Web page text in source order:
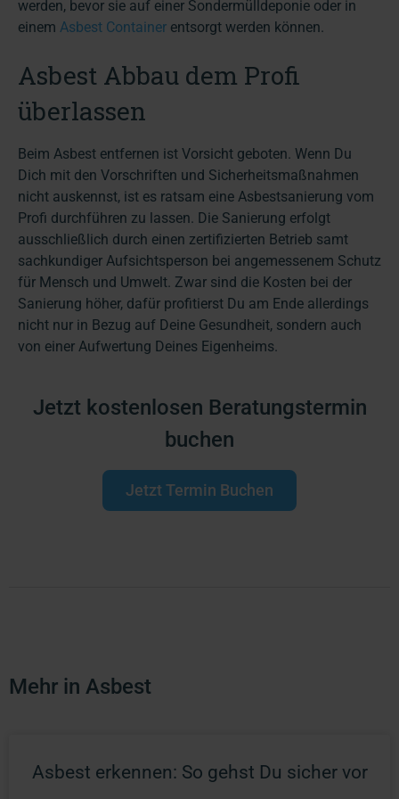
werden, bevor sie auf einer Sondermülldeponie oder in
einem Asbest Container entsorgt werden können.
Asbest Abbau dem Profi
überlassen
Beim Asbest entfernen ist Vorsicht geboten. Wenn Du
Dich mit den Vorschriften und Sicherheitsmaßnahmen
nicht auskennst, ist es ratsam eine Asbestsanierung vom
Profi durchführen zu lassen. Die Sanierung erfolgt
ausschließlich durch einen zertifizierten Betrieb samt
sachkundiger Aufsichtsperson bei angemessenem Schutz
für Mensch und Umwelt. Zwar sind die Kosten bei der
Sanierung höher, dafür profitierst Du am Ende allerdings
nicht nur in Bezug auf Deine Gesundheit, sondern auch
von einer Aufwertung Deines Eigenheims.
Jetzt kostenlosen Beratungstermin
buchen
Jetzt Termin Buchen
Mehr in Asbest
Asbest erkennen: So gehst Du sicher vor